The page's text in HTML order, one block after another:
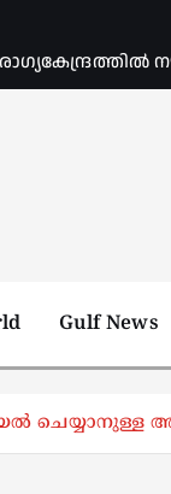
Gulf News
ചെയ്യാനുള്ള